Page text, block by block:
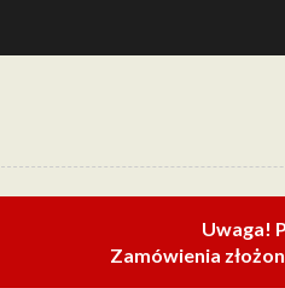
Uwaga!
Zamówienia